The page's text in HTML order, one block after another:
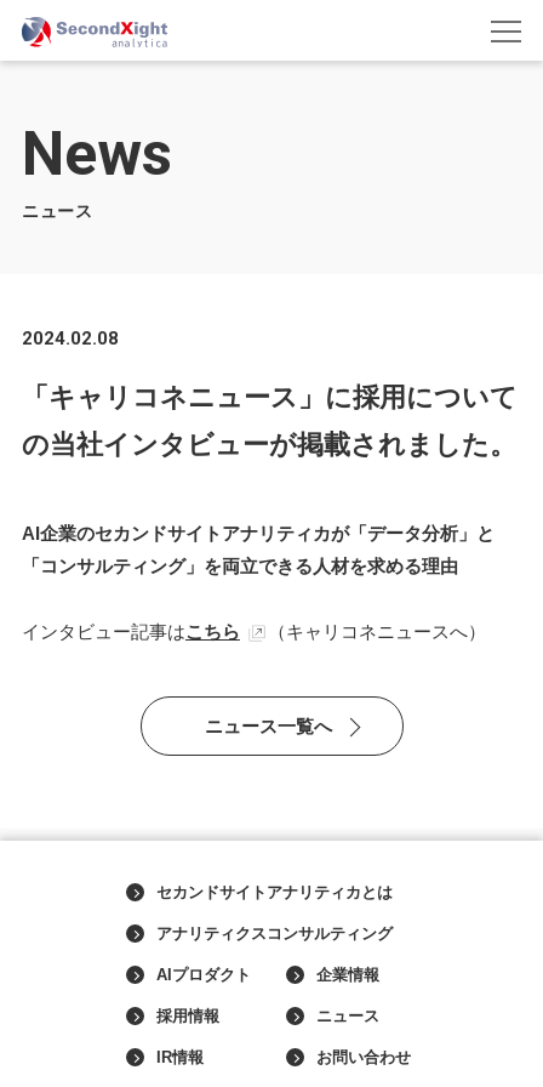
News
ニュース
2024.02.08
「キャリコネニュース」に採用について
の当社インタビューが掲載されました。
AI企業のセカンドサイトアナリティカが「データ分析」と
「コンサルティング」を両立できる人材を求める理由
インタビュー記事はこちら （キャリコネニュースへ）
ニュース一覧へ
セカンドサイトアナリティカとは
アナリティクスコンサルティング
AIプロダクト 企業情報
採用情報 ニュース
IR情報 お問い合わせ